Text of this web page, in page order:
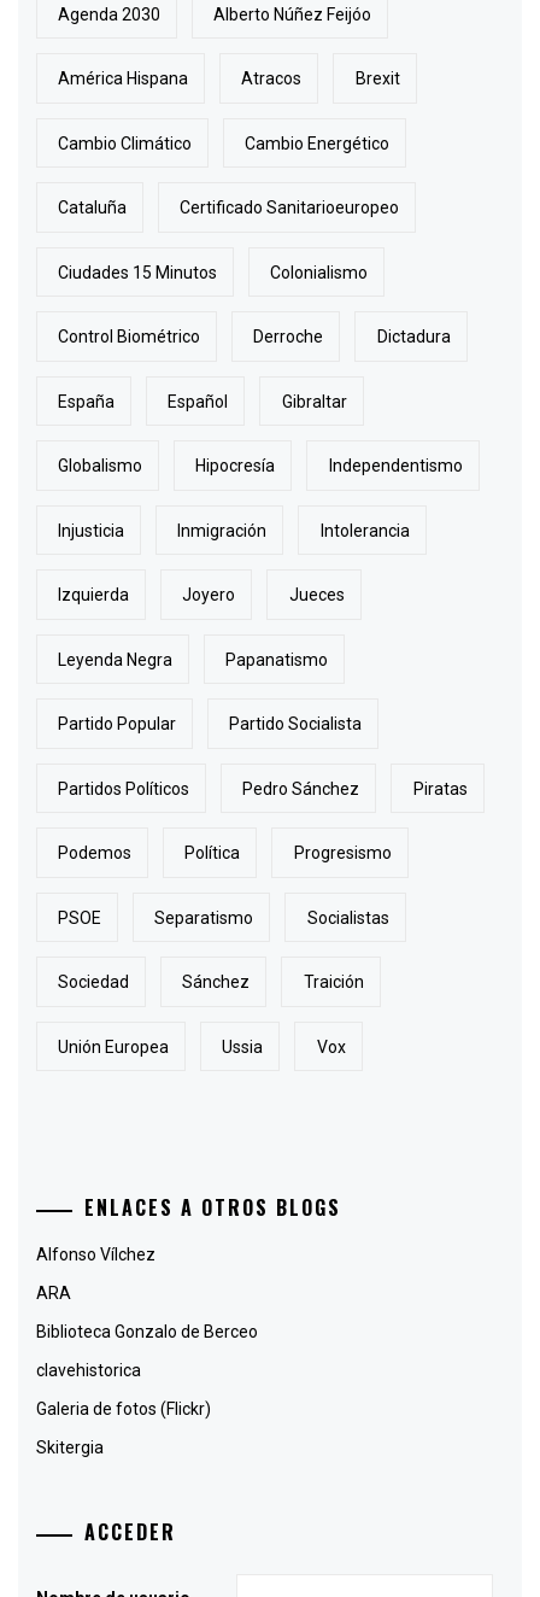
Agenda 2030 Alberto Núñez Feijóo
América Hispana Atracos Brexit
Cambio Climático Cambio Energético
Cataluña Certificado Sanitarioeuropeo
Ciudades 15 Minutos Colonialismo
Control Biométrico Derroche Dictadura
España Español Gibraltar
Globalismo Hipocresía Independentismo
Injusticia Inmigración Intolerancia
Izquierda Joyero Jueces
Leyenda Negra Papanatismo
Partido Popular Partido Socialista
Partidos Políticos Pedro Sánchez Piratas
Podemos Política Progresismo
PSOE Separatismo Socialistas
Sociedad Sánchez Traición
Unión Europea Ussia Vox
ENLACES A OTROS BLOGS
Alfonso Vílchez
ARA
Biblioteca Gonzalo de Berceo
clavehistorica
Galeria de fotos (Flickr)
Skitergia
ACCEDER